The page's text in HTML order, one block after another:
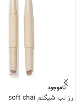
ناموجود
رژ لب شیگلم soft chai